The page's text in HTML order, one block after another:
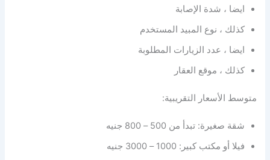
ايضا ، شدة الإصابة
كذلك ، نوع المبيد المستخدم
ايضا ، عدد الزيارات المطلوبة
كذلك ، موقع العقار
متوسط الأسعار التقريبية:
شقة صغيرة: تبدأ من 500 – 800 جنيه
فيلا أو مكتب كبير: 1000 – 3000 جنيه